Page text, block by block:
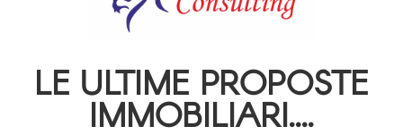
LE ULTIME PROPOSTE
IMMOBILIARI....